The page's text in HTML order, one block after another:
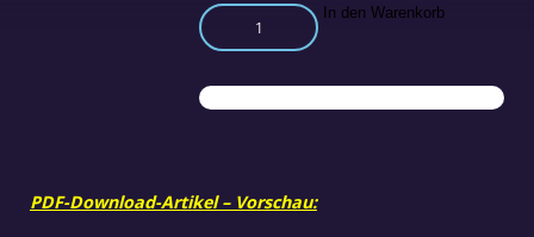
Das
Tahiti-
Menge
In den Warenkorb
PDF-Download-Artikel – Vorschau: